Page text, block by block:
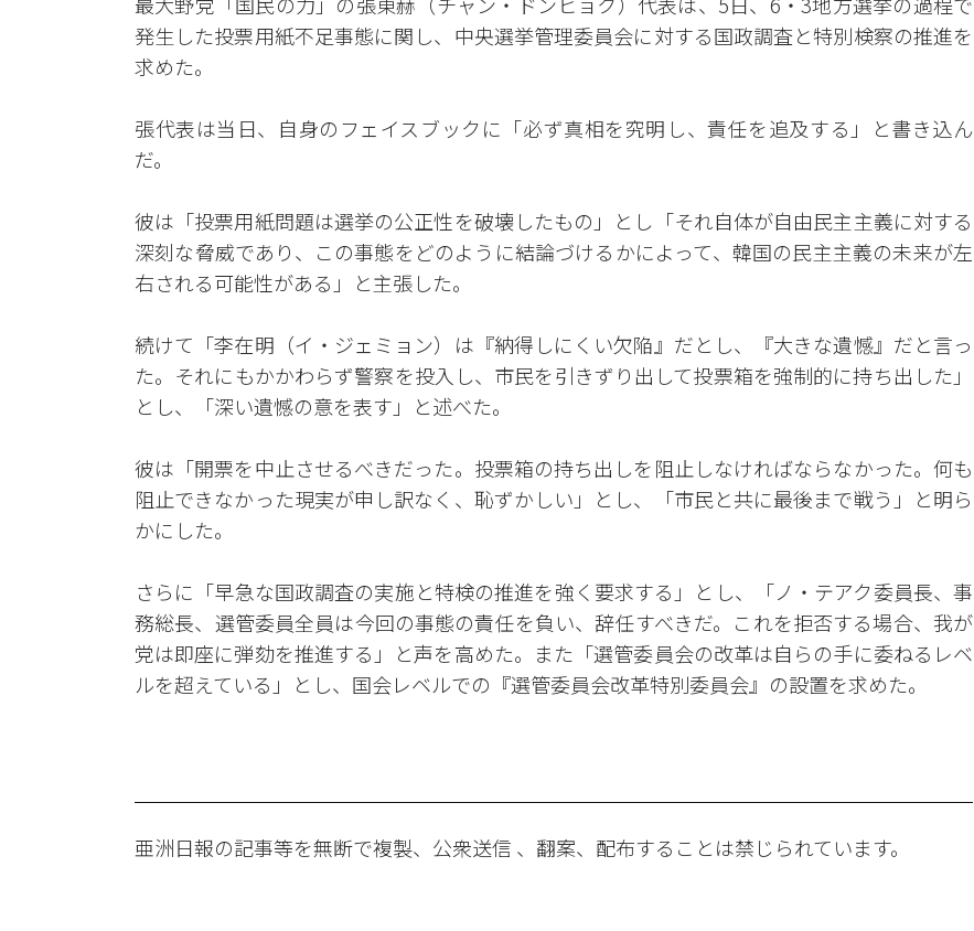
発生した投票用紙不足事態に関し、中央選挙管理委員会に対する国政調査と特別検察の推進を
求めた。
張代表は当日、自身のフェイスブックに「必ず真相を究明し、責任を追及する」と書き込ん
だ。
彼は「投票用紙問題は選挙の公正性を破壊したもの」とし「それ自体が自由民主主義に対する
深刻な脅威であり、この事態をどのように結論づけるかによって、韓国の民主主義の未来が左
右される可能性がある」と主張した。
続けて「李在明（イ・ジェミョン）は『納得しにくい欠陥』だとし、『大きな遺憾』だと言っ
た。それにもかかわらず警察を投入し、市民を引きずり出して投票箱を強制的に持ち出した」
とし、「深い遺憾の意を表す」と述べた。
彼は「開票を中止させるべきだった。投票箱の持ち出しを阻止しなければならなかった。何も
阻止できなかった現実が申し訳なく、恥ずかしい」とし、「市民と共に最後まで戦う」と明ら
かにした。
さらに「早急な国政調査の実施と特検の推進を強く要求する」とし、「ノ・テアク委員長、事
務総長、選管委員全員は今回の事態の責任を負い、辞任すべきだ。これを拒否する場合、我が
党は即座に弾劾を推進する」と声を高めた。また「選管委員会の改革は自らの手に委ねるレベ
ルを超えている」とし、国会レベルでの『選管委員会改革特別委員会』の設置を求めた。
亜洲日報の記事等を無断で複製、公衆送信 、翻案、配布することは禁じられています。